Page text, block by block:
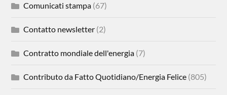
Comunicati stampa (67)
Contatto newsletter (2)
Contratto mondiale dell'energia (7)
Contributo da Fatto Quotidiano/Energia Felice (805)